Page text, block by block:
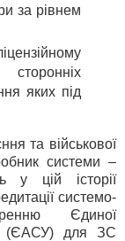
за рівнем
яких під
та військової
системи –
у цій історії
системо-
Єдиної
(ЄАСУ) для ЗС